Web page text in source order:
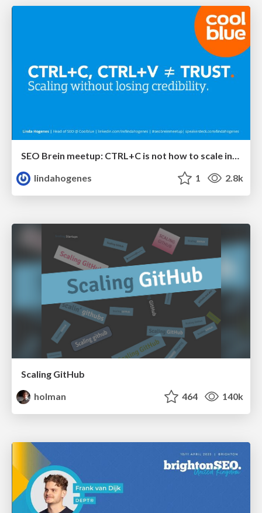
SEO Brein meetup: CTRL+C is not how to scale international SEO
lindahogenes
1 2.8k
Scaling GitHub
holman
464 140k